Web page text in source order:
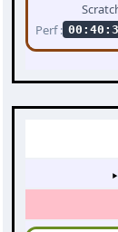
Perf :